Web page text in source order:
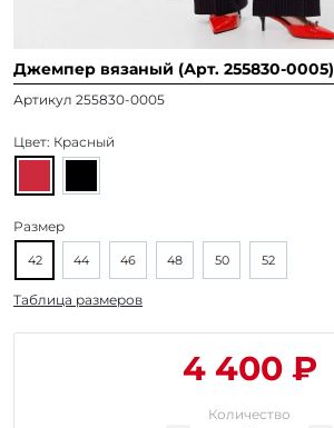
Джемпер вязаный (Арт. 255830-0005)
Артикул 255830-0005
Цвет: Красный
Размер
42 44 46 48 50 52
Таблица размеров
4 400 ₽
Количество